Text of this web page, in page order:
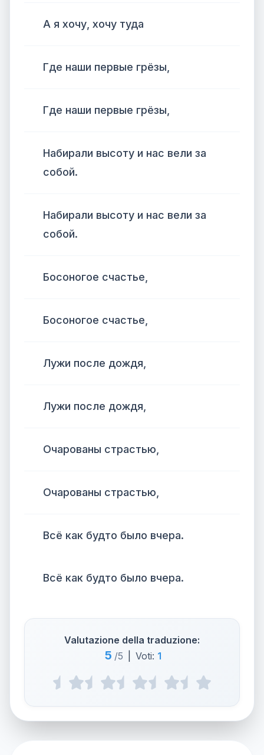
А я хочу, хочу туда
Где наши первые грёзы,
Где наши первые грёзы,
Набирали высоту и нас вели за
собой.
Набирали высоту и нас вели за
собой.
Босоногое счастье,
Босоногое счастье,
Лужи после дождя,
Лужи после дождя,
Очарованы страстью,
Очарованы страстью,
Всё как будто было вчера.
Всё как будто было вчера.
Valutazione della traduzione:
5 /5 Voti: 1